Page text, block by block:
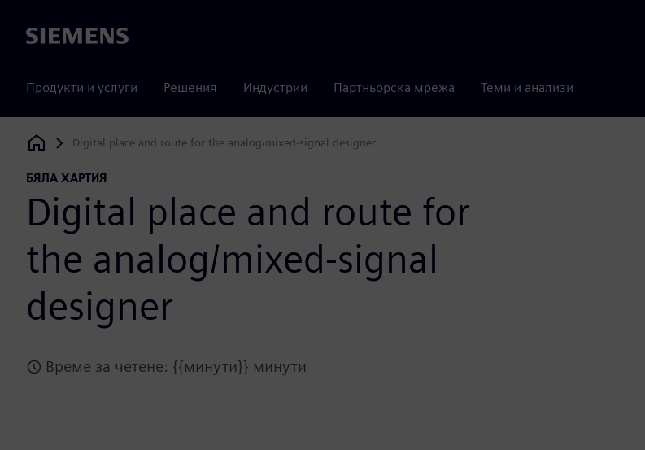
Siemens
Продукти и услуги Решения Индустрии Партньорска мрежа Теми и анализи
Siemens Digital Industries Software
Digital place and route for the analog/mixed-signal designer
БЯЛА ХАРТИЯ
Digital place and route for
the analog/mixed-signal
designer
Време за четене: {{минути}} минути